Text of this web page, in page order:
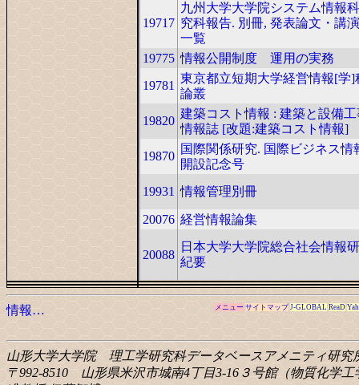
19717
九州大学大学院システム情報
究科報告. 別冊, 発表論文・講
一覧
19775 情報公開制度 運用の実務
19781
東京都立短期大学経営情報[学]
論叢
19820
建築コスト情報 : 建築と設備
情報誌 [改題:建築コスト情報]
19870
国際関係研究. 国際ビジネス情
開設記念号
19931 情報管理別冊
20076 経営情報論集
20088
日本大学大学院総合社会情報
紀要
情報… メニュー サイトマップ J-GLOBAL ReaD
山形大学大学院 理工学研究科データベースアメニティ研究
〒992-8510 山形県米沢市城南4丁目3-16 ３号館（物質化学工